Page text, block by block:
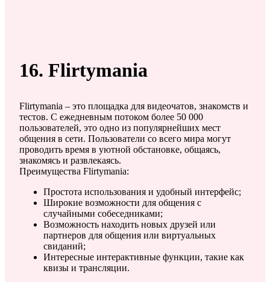
16. Flirtymania
Flirtymania – это площадка для видеочатов, знакомств и
тестов. С ежедневным потоком более 50 000
пользователей, это одно из популярнейших мест
общения в сети. Пользователи со всего мира могут
проводить время в уютной обстановке, общаясь,
знакомясь и развлекаясь.
Преимущества Flirtymania:
Простота использования и удобный интерфейс;
Широкие возможности для общения с
случайными собеседниками;
Возможность находить новых друзей или
партнеров для общения или виртуальных
свиданий;
Интересные интерактивные функции, такие как
квизы и трансляции.